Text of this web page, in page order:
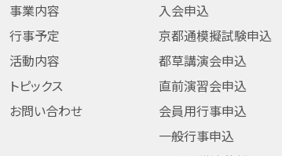
事業内容
行事予定
活動内容
トピックス
お問い合わせ
入会申込
京都通模擬試験申込
都草講演会申込
直前演習会申込
会員用行事申込
一般行事申込